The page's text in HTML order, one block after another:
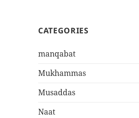
CATEGORIES
manqabat
Mukhammas
Musaddas
Naat